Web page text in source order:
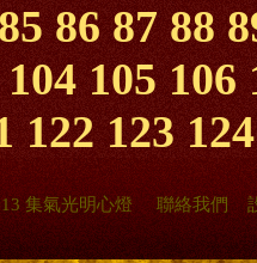
85 86 87 88
104 105 106
122 123 124
集氣光明心燈聯絡我們設